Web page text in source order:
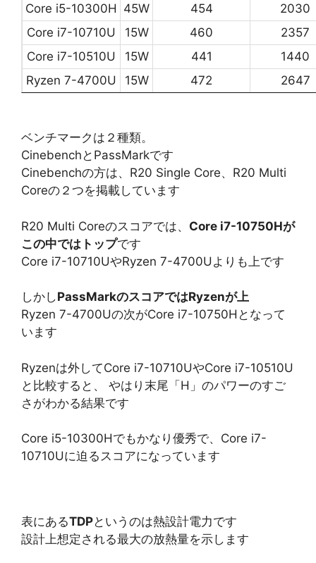
Core i5-10300H 45W 454
2030
Core i7-10710U
15W 460
2357
Core i7-10510U
15W 441
1440
Ryzen 7-4700U
15W 472 2647
ベンチマークは２種類。
CinebenchとPassMarkです
Cinebenchの方は、R20 Single Core、R20 Multi
Coreの２つを掲載しています
R20 Multi Coreのスコアでは、 Core i7-10750Hが
この中ではトップです
Core i7-10710UやRyzen 7-4700Uよりも上です
しかしPassMarkのスコアではRyzenが上
Ryzen 7-4700Uの次がCore i7-10750Hとなって
います
Ryzenは外してCore i7-10710UやCore i7-10510U
と比較すると、 やはり末尾「H」のパワーのすご
さがわかる結果です
Core i5-10300Hでもかなり優秀で、Core i7-
10710Uに迫るスコアになっています
表にあるTDPというのは熱設計電力です
設計上想定される最大の放熱量を示します